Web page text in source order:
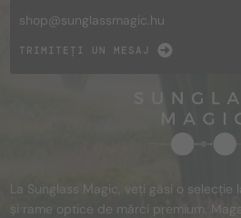
shop@sunglassmagic.hu
TRIMITEȚI UN MESAJ
La Sunglass Magic, veți găsi o selecție
și rame optice de mărci premium.